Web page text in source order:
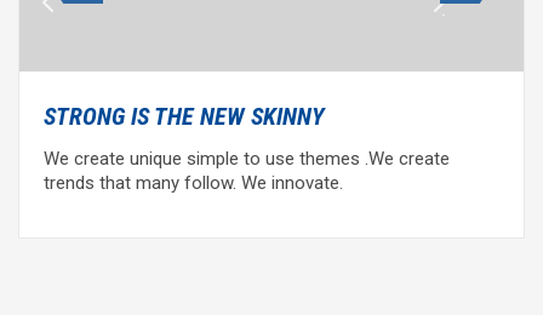
STRONG IS THE NEW SKINNY
We create unique simple to use themes .We create
trends that many follow. We innovate.